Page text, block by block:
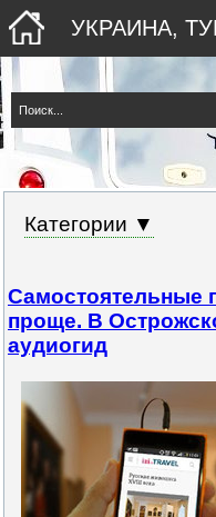
УКРАИНА,
Категории ▼
Самостоятельные
проще. В
аудиогид